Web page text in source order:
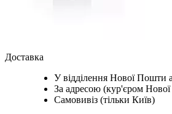
Доставка
У відділення Нової Пошти
За адресою (кур'єром
Самовивіз (тільки Київ)